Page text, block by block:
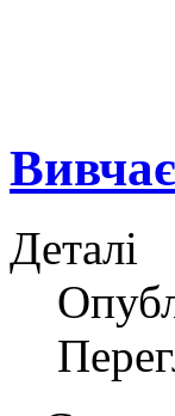
Деталі